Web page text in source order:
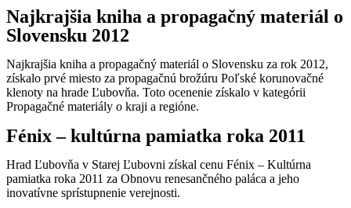
Najkrajšia kniha a propagačný materiál o
Slovensku 2012
Najkrajšia kniha a propagačný materiál o Slovensku za rok 2012,
získalo prvé miesto za propagačnú brožúru Poľské korunovačné
klenoty na hrade Ľubovňa. Toto ocenenie získalo v kategórii
Propagačné materiály o kraji a regióne.
Fénix – kultúrna pamiatka roka 2011
Hrad Ľubovňa v Starej Ľubovni získal cenu Fénix – Kultúrna
pamiatka roka 2011 za Obnovu renesančného paláca a jeho
inovatívne sprístupnenie verejnosti.